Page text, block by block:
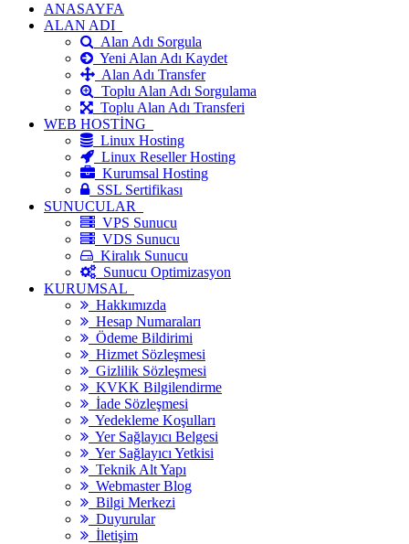
ANASAYFA
ALAN ADI
Alan Adı Sorgula
Yeni Alan Adı Kaydet
Alan Adı Transfer
Toplu Alan Adı Sorgulama
Toplu Alan Adı Transferi
WEB HOSTİNG
Linux Hosting
Linux Reseller Hosting
Kurumsal Hosting
SSL Sertifikası
SUNUCULAR
VPS Sunucu
VDS Sunucu
Kiralık Sunucu
Sunucu Optimizasyon
KURUMSAL
Hakkımızda
Hesap Numaraları
Ödeme Bildirimi
Hizmet Sözleşmesi
Gizlilik Sözleşmesi
KVKK Bilgilendirme
İade Sözleşmesi
Yedekleme Koşulları
Yer Sağlayıcı Belgesi
Yer Sağlayıcı Yetkisi
Teknik Alt Yapı
Webmaster Blog
Bilgi Merkezi
Duyurular
İletişim